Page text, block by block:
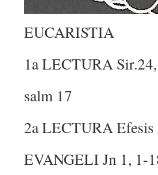
EUCARISTIA
1a LECTURA
salm 17
2a LECTURA Efesis
EVANGELI Jn 1, 1-